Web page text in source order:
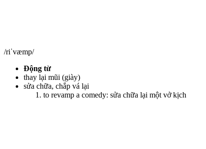
/riˈvæmp/
Động từ
thay lại mũi (giày)
sửa chữa, chắp vá lại
to revamp a comedy: sửa chữa lại một vở kịch